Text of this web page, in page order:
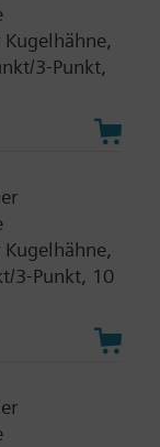
3-Punkt,
3-Punkt, 10